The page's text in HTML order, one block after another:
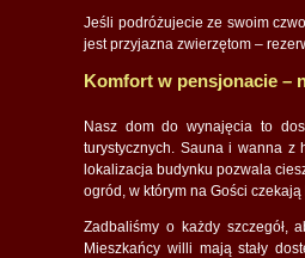
Jeśli podróżujecie ze swoim
jest przyjazna zwierzętom –
Komfort w pensjonacie –
Nasz dom do wynajęcia to
turystycznych. Sauna i wanna z
lokalizacja budynku pozwala
ogród, w którym na Gości
Zadbaliśmy o każdy szczegół,
Mieszkańcy willi mają stały